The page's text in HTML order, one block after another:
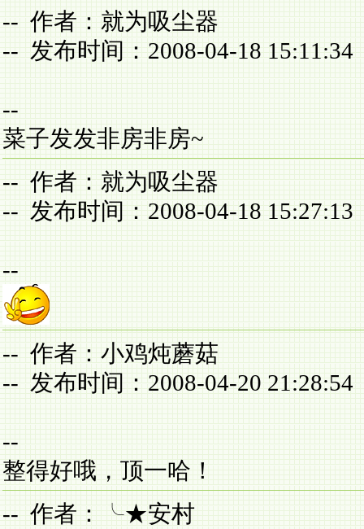
-- 作者：就为吸尘器
-- 发布时间：2008-04-18 15:11:34
--
菜子发发非房非房~
-- 作者：就为吸尘器
-- 发布时间：2008-04-18 15:27:13
--
-- 作者：小鸡炖蘑菇
-- 发布时间：2008-04-20 21:28:54
--
整得好哦，顶一哈！
-- 作者：╰★安村